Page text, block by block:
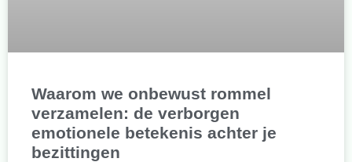
Waarom we onbewust rommel
verzamelen: de verborgen
emotionele betekenis achter je
bezittingen